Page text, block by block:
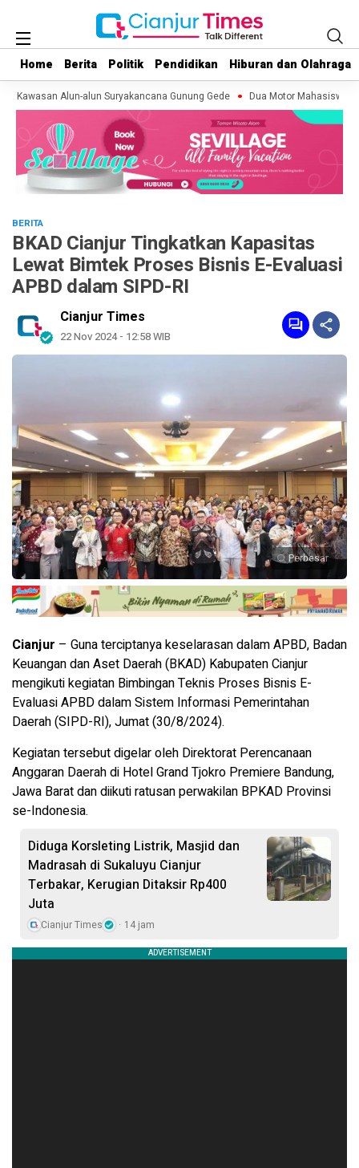
Home Berita Politik Pendidikan Hiburan dan Olahraga
Home Berita Politik Pendidikan Hiburan dan Olahraga
Alun-alun Suryakancana Gunung Gede Dua Motor Mahasiswa
BERITA
BKAD Cianjur Tingkatkan Kapasitas
Lewat Bimtek Proses Bisnis E-Evaluasi
APBD dalam SIPD-RI
Cianjur Times
22 Nov 2024 - 12:58 WIB
Perbesar
Cianjur – Guna terciptanya keselarasan dalam APBD, Badan
Keuangan dan Aset Daerah (BKAD) Kabupaten Cianjur
mengikuti kegiatan Bimbingan Teknis Proses Bisnis E-
Evaluasi APBD dalam Sistem Informasi Pemerintahan
Daerah (SIPD-RI), Jumat (30/8/2024).
Kegiatan tersebut digelar oleh Direktorat Perencanaan
Anggaran Daerah di Hotel Grand Tjokro Premiere Bandung,
Jawa Barat dan diikuti ratusan perwakilan BPKAD Provinsi
se-Indonesia.
Diduga Korsleting Listrik, Masjid dan
Madrasah di Sukaluyu Cianjur
Terbakar, Kerugian Ditaksir Rp400
Juta
Cianjur Times 14 jam